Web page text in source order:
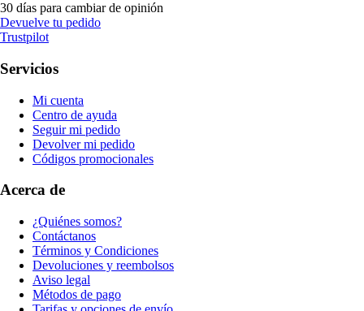
30 días para cambiar de opinión
Devuelve tu pedido
Trustpilot
Servicios
Mi cuenta
Centro de ayuda
Seguir mi pedido
Devolver mi pedido
Códigos promocionales
Acerca de
¿Quiénes somos?
Contáctanos
Términos y Condiciones
Devoluciones y reembolsos
Aviso legal
Métodos de pago